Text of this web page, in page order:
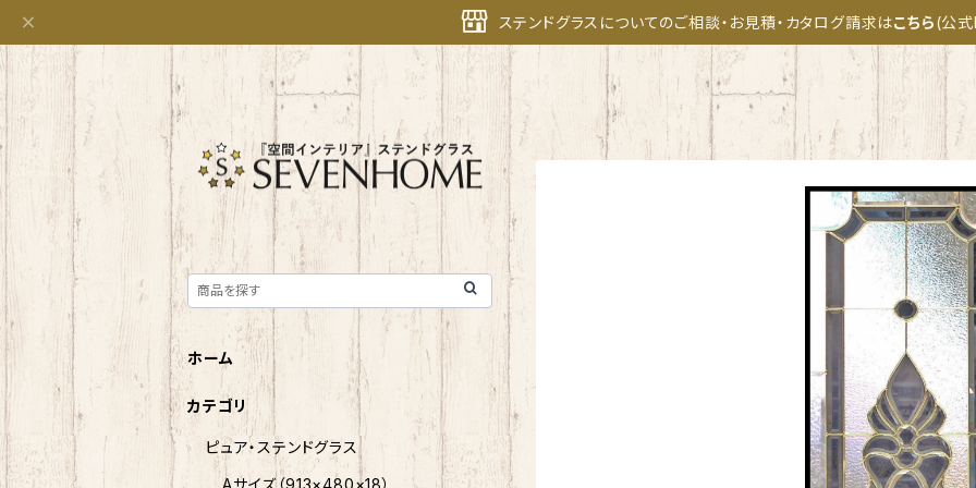
ステンドグラスについてのご相談・お見積・カタログ請求はこちら(公
ホーム
カテゴリ
ピュア・ステンドグラス